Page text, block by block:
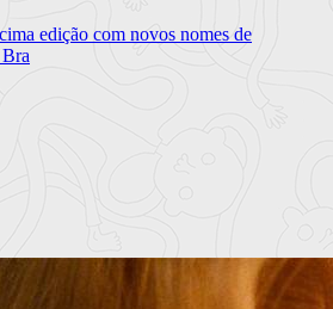
edição com novos nomes de